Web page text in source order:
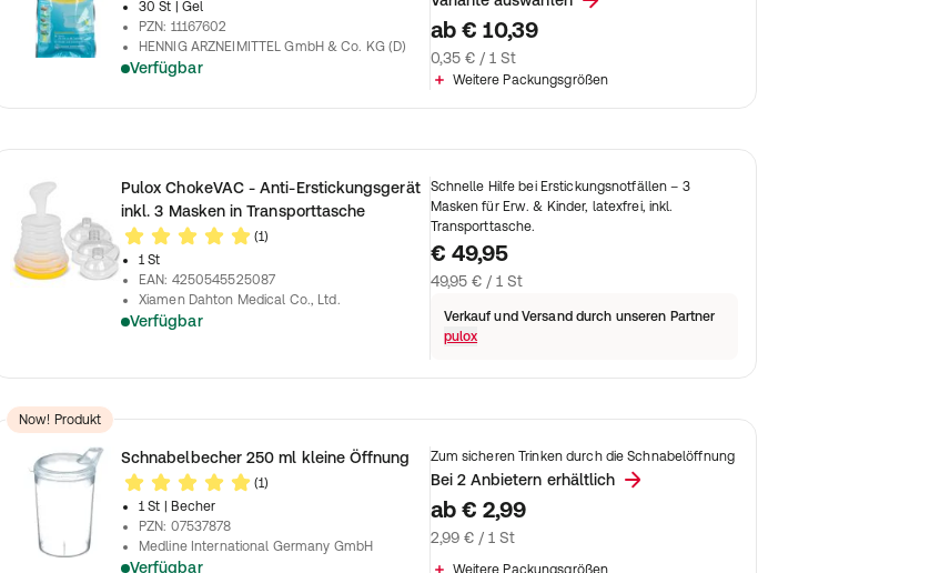
30 St
| Gel
PZN: 11167602
HENNIG ARZNEIMITTEL GmbH & Co. KG (D)
Verfügbar
ab € 10,39
0,35 € / 1 St
Weitere Packungsgrößen
Pulox ChokeVAC - Anti-Erstickungsgerät
inkl. 3 Masken in Transporttasche
(1)
1 St
EAN: 4250545525087
Xiamen Dahton Medical Co., Ltd.
Verfügbar
Schnelle Hilfe bei Erstickungsnotfällen – 3
Masken für Erw. & Kinder, latexfrei, inkl.
Transporttasche.
€ 49,95
49,95 € / 1 St
Verkauf und Versand durch unseren Partner
pulox
Now! Produkt
Schnabelbecher 250 ml kleine Öffnung
(1)
1 St
| Becher
PZN: 07537878
Medline International Germany GmbH
Verfügbar
Zum sicheren Trinken durch die Schnabelöffnung
Bei 2 Anbietern erhältlich
ab € 2,99
2,99 € / 1 St
Weitere Packungsgrößen